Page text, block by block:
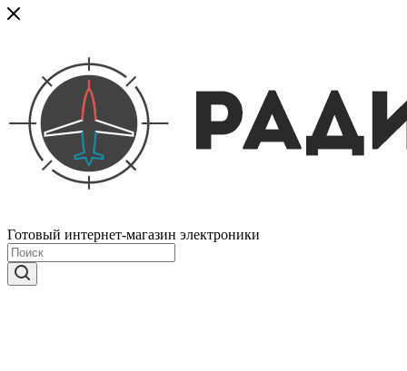
Готовый интернет-магазин электроники